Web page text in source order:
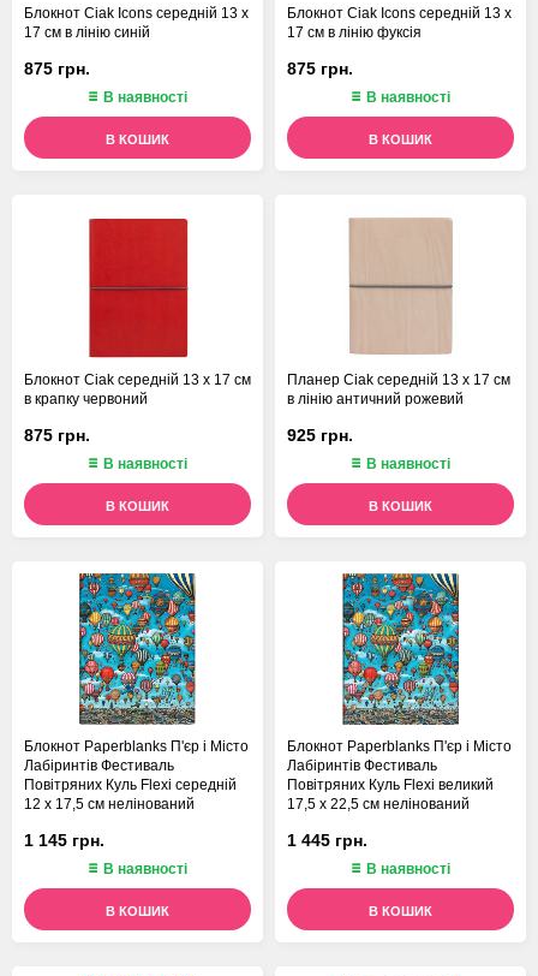
Блокнот Ciak Icons середній 13 х
17 см в лінію синій
875 грн.
В наявності
В КОШИК
Блокнот Ciak Icons середній 13 х
17 см в лінію фуксія
875 грн.
В наявності
В КОШИК
Блокнот Ciak середній 13 х 17 см
в крапку червоний
875 грн.
В наявності
В КОШИК
Планер Ciak середній 13 х 17 см
в лінію античний рожевий
925 грн.
В наявності
В КОШИК
Блокнот Paperblanks П'єр і Місто
Лабіринтів Фестиваль
Повітряних Куль Flexi середній
12 х 17,5 см нелінований
1 145 грн.
В наявності
В КОШИК
Блокнот Paperblanks П'єр і Місто
Лабіринтів Фестиваль
Повітряних Куль Flexi великий
17,5 х 22,5 см нелінований
1 445 грн.
В наявності
В КОШИК